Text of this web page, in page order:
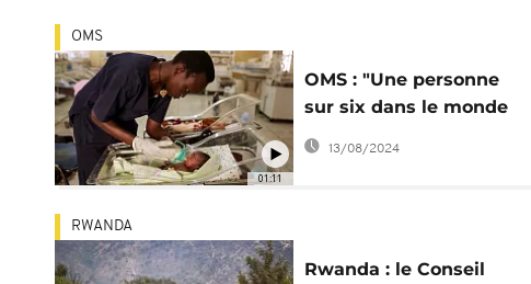
01:11
OMS
OMS : "Une personne
sur six dans le monde
souffre d'infertilité"
13/08/2024
RWANDA
Rwanda : le Conseil